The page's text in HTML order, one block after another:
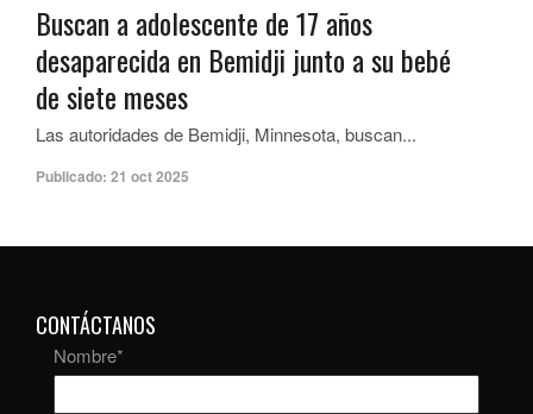
Buscan a adolescente de 17 años
desaparecida en Bemidji junto a su bebé
de siete meses
Las autoridades de Bemidji, Minnesota, buscan...
Publicado: 21 oct 2025
CONTÁCTANOS
Nombre*